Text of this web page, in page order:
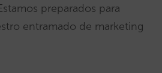
preparados para
entramado de marketing